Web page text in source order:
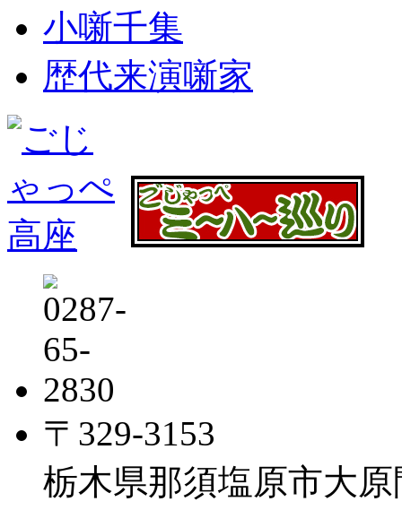
小噺千集
歴代来演噺家
〒329-3153
栃木県那須塩原市大原